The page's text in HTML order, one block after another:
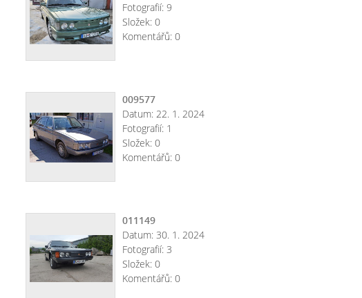
Fotografií: 9
Složek: 0
Komentářů: 0
009577
Datum: 22. 1. 2024
Fotografií: 1
Složek: 0
Komentářů: 0
011149
Datum: 30. 1. 2024
Fotografií: 3
Složek: 0
Komentářů: 0